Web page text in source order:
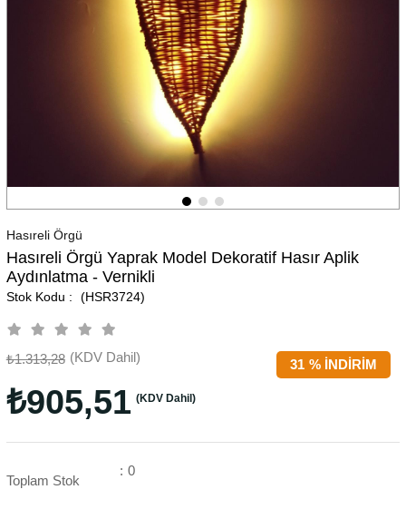
Hasıreli Örgü
Hasıreli Örgü Yaprak Model Dekoratif Hasır Aplik
Aydınlatma - Vernikli
(HSR3724)
%
31 İNDIRIM
₺1.313,28 (KDV Dahil)
₺905,51 (KDV Dahil)
Toplam Stok
: 0